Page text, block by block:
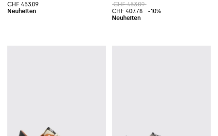
CHF 453.09
CHF 453.09
CHF 407.78
-10%